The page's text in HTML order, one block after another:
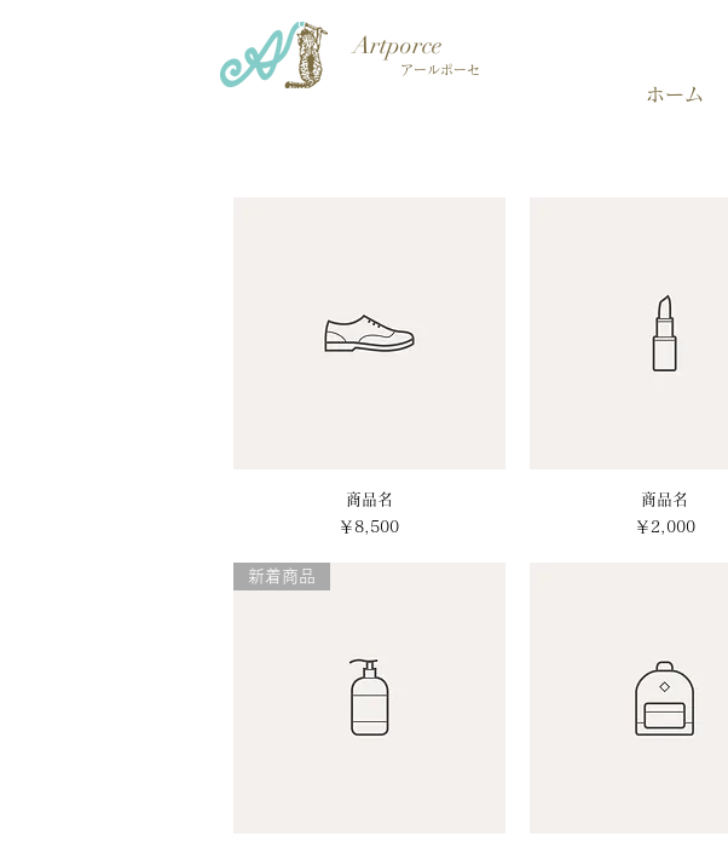
ホーム
Artporce
アールポーセ
クイックビュー
商品名
価格
￥8,500
クイックビュー
商品名
価格
￥2,000
新着商品